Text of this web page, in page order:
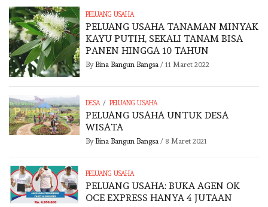
PELUANG USAHA
PELUANG USAHA TANAMAN MINYAK
KAYU PUTIH, SEKALI TANAM BISA
PANEN HINGGA 10 TAHUN
By Bina Bangun Bangsa/ 11 Maret 2022
DESA / PELUANG USAHA
PELUANG USAHA UNTUK DESA
WISATA
By Bina Bangun Bangsa/ 8 Maret 2021
PELUANG USAHA
PELUANG USAHA: BUKA AGEN OK
OCE EXPRESS HANYA 4 JUTAAN